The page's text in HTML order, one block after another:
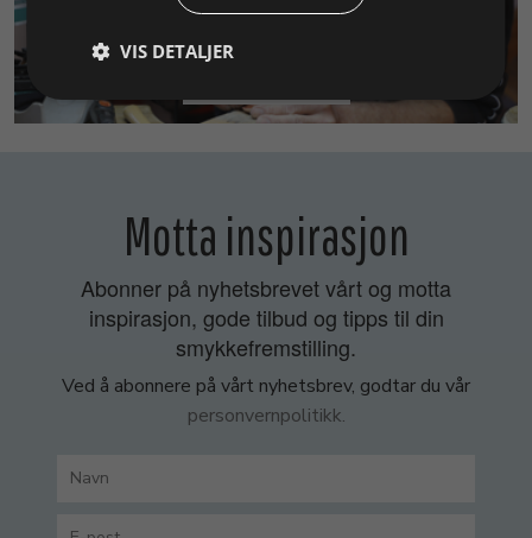
Motta inspirasjon
Abonner på nyhetsbrevet vårt og motta
inspirasjon, gode tilbud og tipps til din
smykkefremstilling.
Ved å abonnere på vårt nyhetsbrev, godtar du vår
personvernpolitikk.
VIS DETALJER